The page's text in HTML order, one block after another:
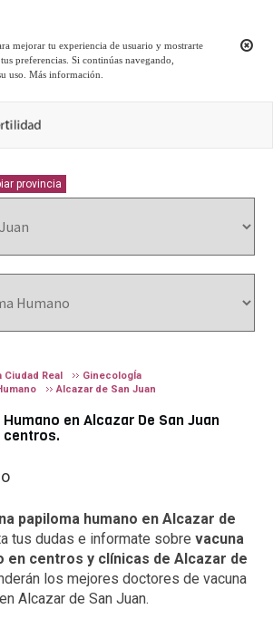
mejorar tu experiencia de usuario y mostrarte
preferencias. Si continúas navegando,
uso.Más información
provincia
Ciudad Real
GinecologÍa
Alcazar de San Juan
en Alcazar De San Juan
centros.
papiloma humano en Alcazar de
tus dudas e informate sobre vacuna
en centros y clínicas de Alcazar de
los mejores doctores de vacuna
Alcazar de San Juan.